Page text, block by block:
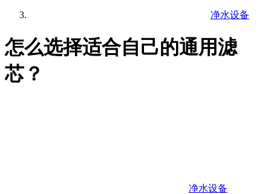
净水设备
怎么选择适合自己的通用滤
芯？
净水设备